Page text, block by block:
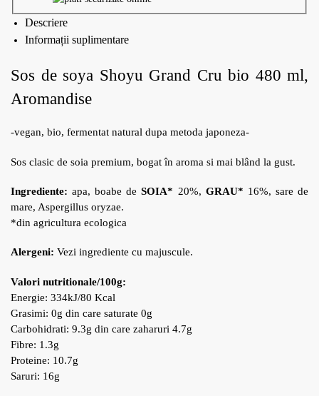
Descriere
Informații suplimentare
Sos de soya Shoyu Grand Cru bio 480 ml,
Aromandise
-vegan, bio, fermentat natural dupa metoda japoneza-
Sos clasic de soia premium, bogat în aroma si mai blând la gust.
Ingrediente:apa, boabe deSOIA* 20%, GRAU* 16%, sare de
mare, Aspergillus oryzae.
*din agricultura ecologica
Alergeni: Vezi ingrediente cu majuscule.
Valori nutritionale/100g:
Energie: 334kJ/80 Kcal
Grasimi: 0g din care saturate 0g
Carbohidrati: 9.3g din care zaharuri 4.7g
Fibre: 1.3g
Proteine: 10.7g
Saruri: 16g